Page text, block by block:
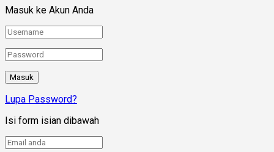
Masuk ke Akun Anda
Lupa Password?
Isi form isian dibawah